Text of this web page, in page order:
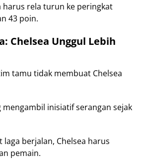
harus rela turun ke peringkat
43 poin.
Chelsea Unggul Lebih
tamu tidak membuat Chelsea
mengambil inisiatif serangan sejak
berjalan, Chelsea harus
pemain.